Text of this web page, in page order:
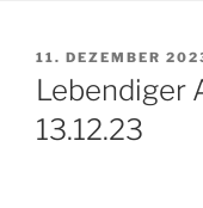
VERÖFFENTLICHT
AM
11. DEZEMBER
Lebendiger
13.12.23